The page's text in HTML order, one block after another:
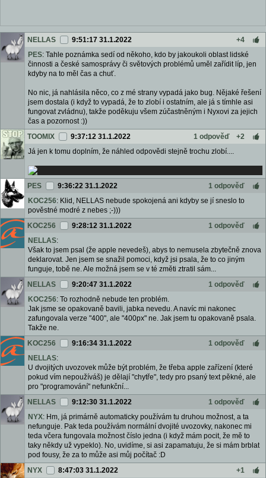
NELLAS 9:51:17 31.1.2022
+4
PES: Tahle poznámka sedí od někoho, kdo by jakoukoli oblast lidské
činnosti a české samosprávy či světových problémů uměl zařídit líp, jen
kdyby na to měl čas a chuť.
No nic, já nahlásila něco, co z mé strany vypadá jako bug. Nějaké řešení
jsem dostala (i když to vypadá, že to zlobí i ostatním, ale já s tímhle asi
fungovat zvládnu), takže poděkuju všem zúčastněným i Nyxovi za jejich
čas a pozornost :))
TOOMIX
9:37:12 31.1.2022 1 odpověď
+2
Já jen k tomu doplním, že náhled odpovědi stejně trochu zlobí....
PES 9:36:22 31.1.2022
1 odpověď
KOC256: Klid, NELLAS nebude spokojená ani kdyby se jí sneslo to
pověstné modré z nebes ;-)))
KOC256
9:28:12 31.1.2022
1 odpověď
NELLAS:
Však to jsem psal (že apple nevedeš), abys to nemusela zbytečně znova
deklarovat. Jen jsem se snažil pomoci, když jsi psala, že to co jiným
funguje, tobě ne. Ale možná jsem se v té změti ztratil sám...
NELLAS
9:20:47 31.1.2022
1 odpověď
KOC256: To rozhodně nebude ten problém.
Jak jsme se opakovaně bavili, jabka nevedu. A navíc mi nakonec
zafungovala verze "400", ale "400px" ne. Jak jsem tu opakovaně psala.
Takže ne.
KOC256
9:16:34 31.1.2022
1 odpověď
NELLAS:
U dvojitých uvozovek může být problém, že třeba apple zařízení (které
pokud vím nepoužíváš) je dělají "chytře", tedy pro psaný text pěkné, ale
pro "programování" nefunkční...
NELLAS
9:12:30 31.1.2022
1 odpověď
NYX: Hm, já primárně automaticky používám tu druhou možnost, a ta
nefunguje. Pak teda používám normální dvojité uvozovky, nakonec mi
teda včera fungovala možnost číslo jedna (i když mám pocit, že mě to
taky někdy už vypeklo). No, uvidíme, si asi zapamatuju, že si mám brblat
pod fousy, že za to může asi můj počítač :D
NYX
8:47:03 31.1.2022
+1